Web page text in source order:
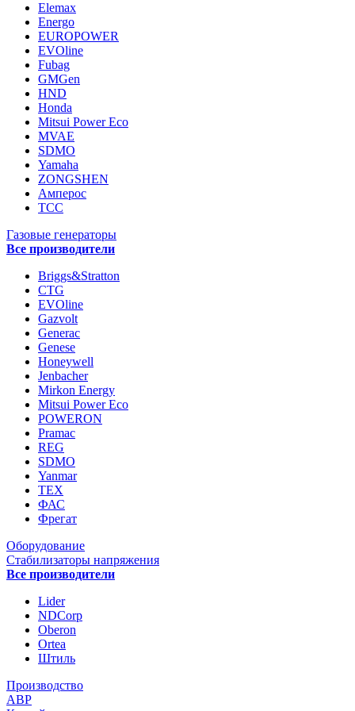
Elemax
Energo
EUROPOWER
EVOline
Fubag
GMGen
HND
Honda
Mitsui Power Eco
MVAE
SDMO
Yamaha
ZONGSHEN
Амперос
ТСС
Газовые генераторы
Все производители
Briggs&Stratton
CTG
EVOline
Gazvolt
Generac
Genese
Honeywell
Jenbacher
Mirkon Energy
Mitsui Power Eco
POWERON
Pramac
REG
SDMO
Yanmar
ТЕХ
ФАС
Фрегат
Оборудование
Стабилизаторы напряжения
Все производители
Lider
NDCorp
Oberon
Ortea
Штиль
Производство
АВР